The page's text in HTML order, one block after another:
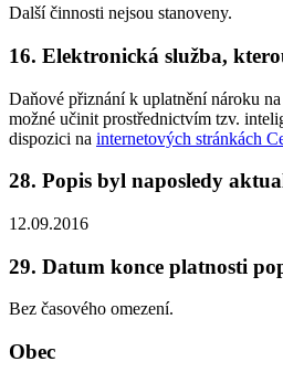
Další činnosti nejsou stanoveny.
16. Elektronická služba,
Daňové přiznání k uplatnění nároku
možné učinit prostřednictvím tzv.
dispozici na internetových stránkách
28. Popis byl naposledy
12.09.2016
29. Datum konce platnosti
Bez časového omezení.
Obec